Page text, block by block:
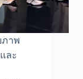
ภาพ
ละ